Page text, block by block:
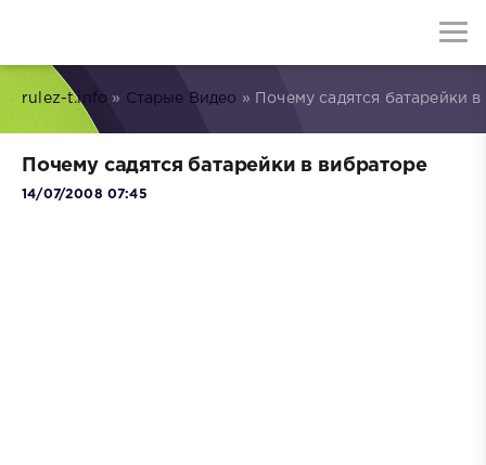
rulez-t.info » Старые Видео » Почему садятся батарейки в
Почему садятся батарейки в вибраторе
14/07/2008 07:45